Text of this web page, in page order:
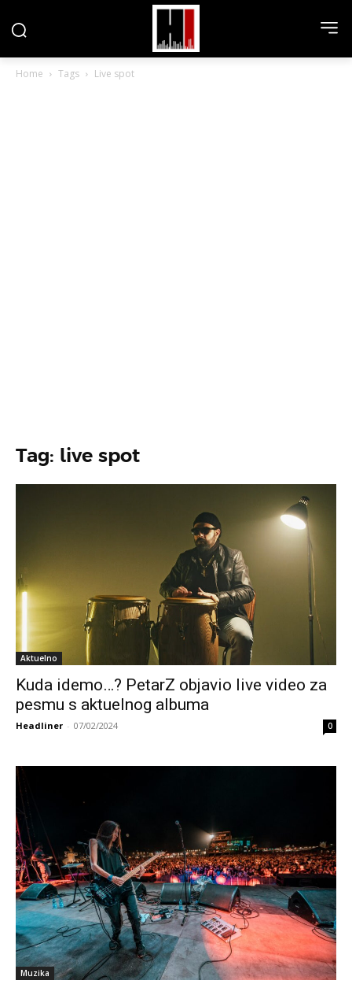
Home Tags Live spot
Tag: live spot
Aktuelno
Kuda idemo…? PetarZ objavio live video za
pesmu s aktuelnog albuma
Headliner - 07/02/2024 0
Muzika